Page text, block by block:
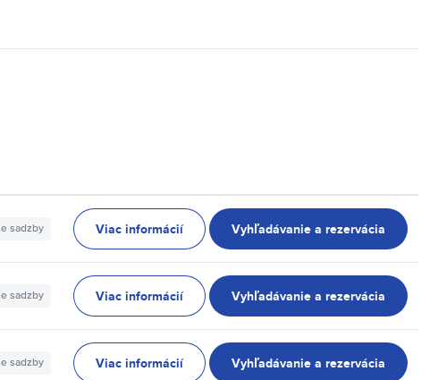
sadzby Viac informácií Vyhľadávanie a rezervácia
sadzby Viac informácií Vyhľadávanie a rezervácia
sadzby Viac informácií Vyhľadávanie a rezervácia